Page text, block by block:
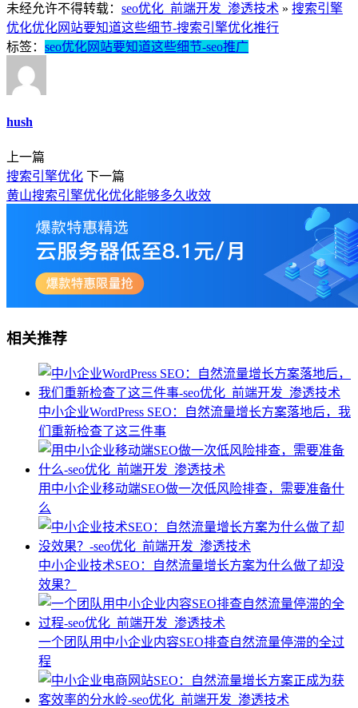
未经允许不得转载： seo优化_前端开发_渗透技术 » 搜索引擎
优化优化网站要知道这些细节-搜索引擎优化推行
标签： seo优化网站要知道这些细节-seo推广
hush
上一篇
搜索引擎优化 下一篇
黄山搜索引擎优化优化能够多久收效
相关推荐
中小企业WordPress SEO：自然流量增长方案落地后，我
们重新检查了这三件事
用中小企业移动端SEO做一次低风险排查，需要准备什
么
中小企业技术SEO：自然流量增长方案为什么做了却没
效果？
一个团队用中小企业内容SEO排查自然流量停滞的全过
程